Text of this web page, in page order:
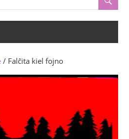
/ Falĉita kiel fojno